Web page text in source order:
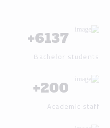
6137
+
Bachelor students
200
+
Academic staff